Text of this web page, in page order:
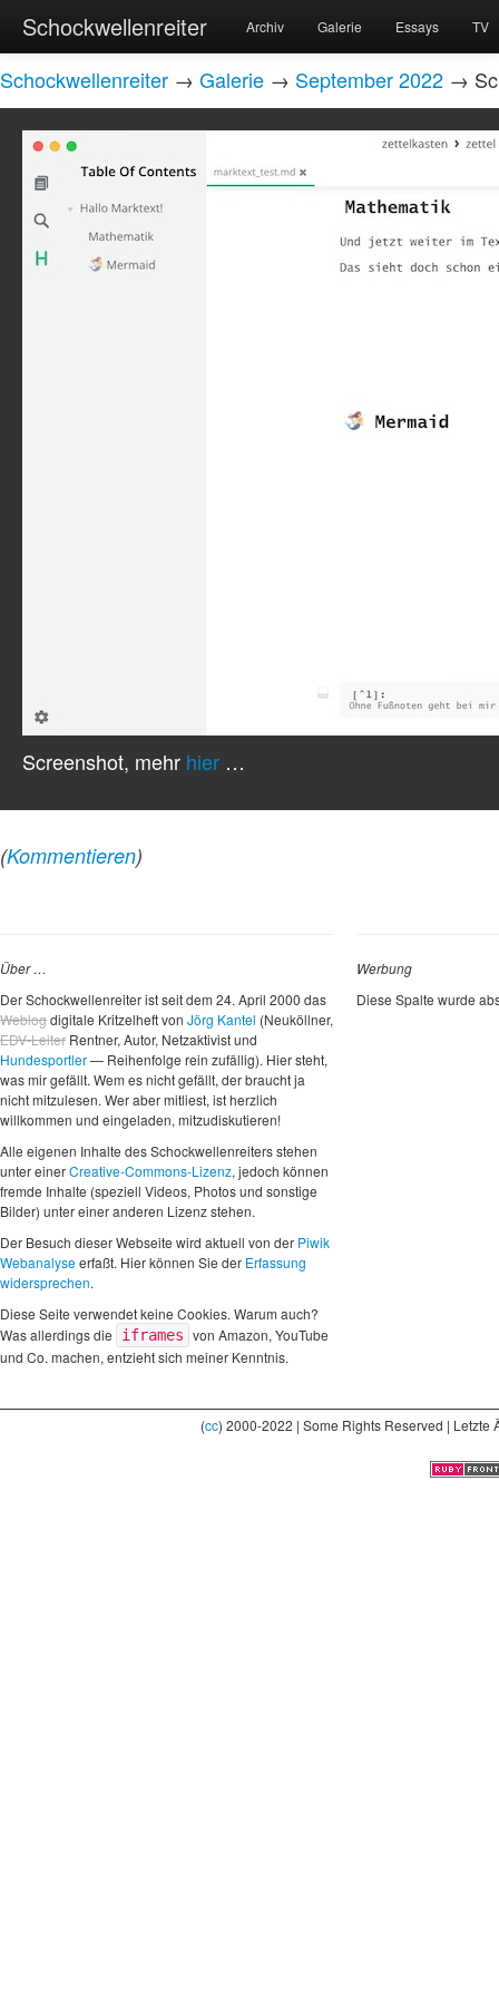
Schockwellenreiter Archiv Galerie Essays TV
Schockwellenreiter → Galerie → September 2022 →
Screenshot, mehr hier …
(Kommentieren)
Über …
Der Schockwellenreiter ist seit dem 24. April 2000 das
Weblogdigitale Kritzelheft von Jörg Kantel (Neuköllner,
EDV-Leiter Rentner, Autor, Netzaktivist und
Hundesportler— Reihenfolge rein zufällig). Hier steht,
was mir gefällt. Wem es nicht gefällt, der braucht ja
nicht mitzulesen. Wer aber mitliest, ist herzlich
willkommen und eingeladen, mitzudiskutieren!
Alle eigenen Inhalte des Schockwellenreiters stehen
unter einerCreative-Commons-Lizenz, jedoch können
fremde Inhalte (speziell Videos, Photos und sonstige
Bilder) unter einer anderen Lizenz stehen.
Der Besuch dieser Webseite wird aktuell von der Piwik
Webanalyseerfaßt. Hier können Sie der Erfassung
widersprechen.
Diese Seite verwendet keine Cookies. Warum auch?
Was allerdings die
iframes von Amazon, YouTube
und Co. machen, entzieht sich meiner Kenntnis.
Werbung
Diese Spalte wurde
(cc) 2000-2022 | Some Rights Reserved |